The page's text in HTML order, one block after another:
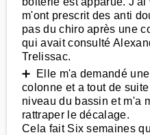
m'ont prescrit des anti
pas du chiro après une
qui avait consulté
Trelissac.
➕ Elle m'a demandé
colonne et a tout de
niveau du bassin et m'a
rattraper le décalage.
Cela fait Six semaines